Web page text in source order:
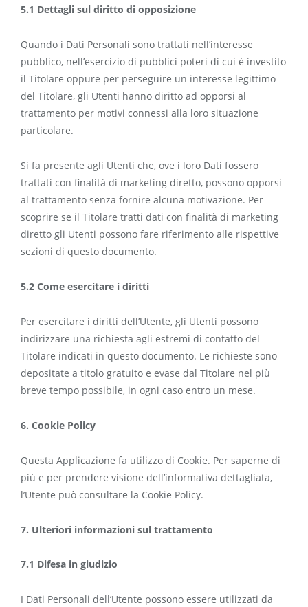
5.1 Dettagli sul diritto di opposizione
Quando i Dati Personali sono trattati nell’interesse
pubblico, nell’esercizio di pubblici poteri di cui è investito
il Titolare oppure per perseguire un interesse legittimo
del Titolare, gli Utenti hanno diritto ad opporsi al
trattamento per motivi connessi alla loro situazione
particolare.
Si fa presente agli Utenti che, ove i loro Dati fossero
trattati con finalità di marketing diretto, possono opporsi
al trattamento senza fornire alcuna motivazione. Per
scoprire se il Titolare tratti dati con finalità di marketing
diretto gli Utenti possono fare riferimento alle rispettive
sezioni di questo documento.
5.2 Come esercitare i diritti
Per esercitare i diritti dell’Utente, gli Utenti possono
indirizzare una richiesta agli estremi di contatto del
Titolare indicati in questo documento. Le richieste sono
depositate a titolo gratuito e evase dal Titolare nel più
breve tempo possibile, in ogni caso entro un mese.
6. Cookie Policy
Questa Applicazione fa utilizzo di Cookie. Per saperne di
più e per prendere visione dell’informativa dettagliata,
l’Utente può consultare la Cookie Policy.
7. Ulteriori informazioni sul trattamento
7.1 Difesa in giudizio
I Dati Personali dell’Utente possono essere utilizzati da